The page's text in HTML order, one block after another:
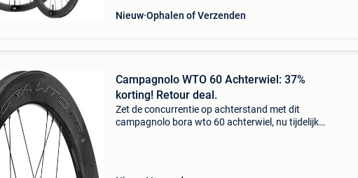
Nieuw Ophalen of Verzenden
Campagnolo WTO 60 Achterwiel: 37%
korting! Retour deal.
Zet de concurrentie op achterstand met dit
campagnolo bora wto 60 achterwiel, nu tijdelijk